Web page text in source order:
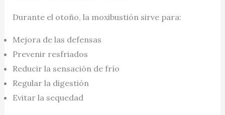
Durante el otoño, la moxibustión sirve para:
Mejora de las defensas
Prevenir resfriados
Reducir la sensación de frío
Regular la digestión
Evitar la sequedad